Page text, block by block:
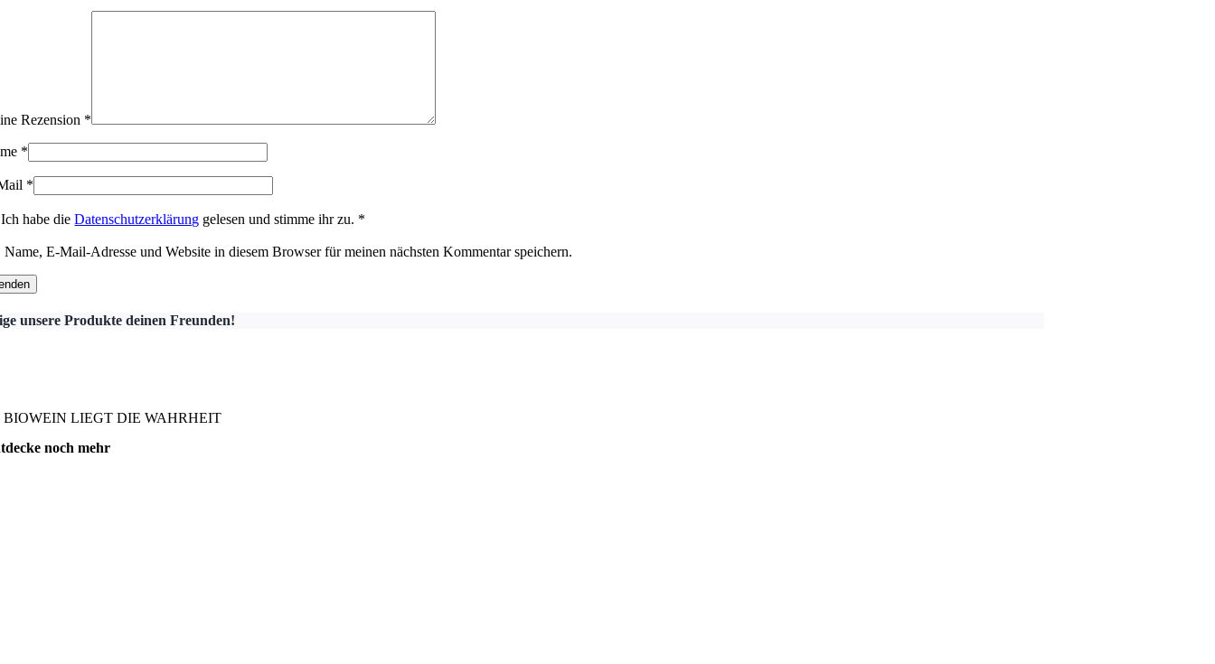
Rezension *
*
*
Ich habe dieDatenschutzerklärung gelesen und stimme ihr zu. *
Name, E-Mail-Adresse und Website in diesem Browser für meinen nächsten Kommentar speichern.
unsere Produkte deinen Freunden!
BIOWEIN LIEGT DIE WAHRHEIT
noch mehr